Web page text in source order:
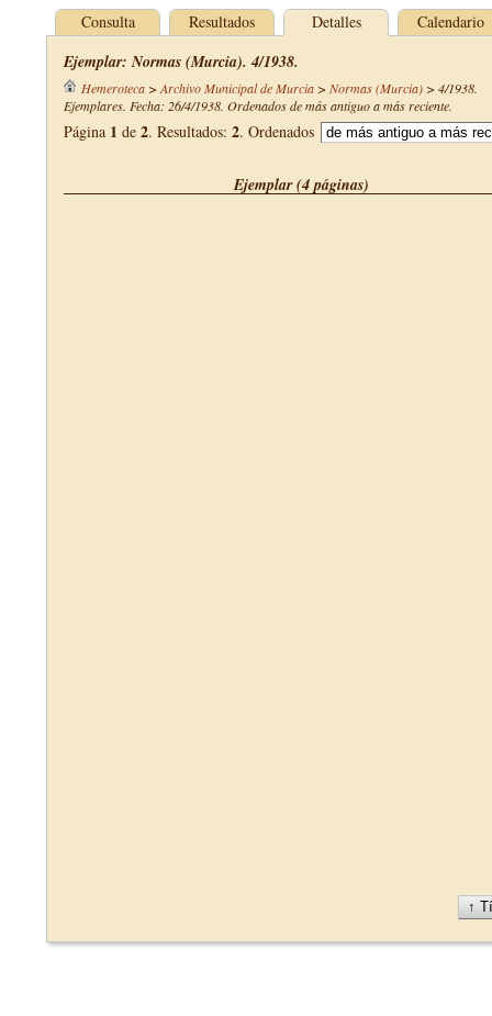
Consulta Resultados Detalles Calendario
Ejemplar: Normas (Murcia). 4/1938.
Hemeroteca> Archivo Municipal de Murcia> Normas (Murcia)> 4/1938.
Ejemplares. Fecha: 26/4/1938. Ordenados de más antiguo a más reciente.
Página 1 de 2. Resultados: 2. Ordenados
Ejemplar (4 páginas)